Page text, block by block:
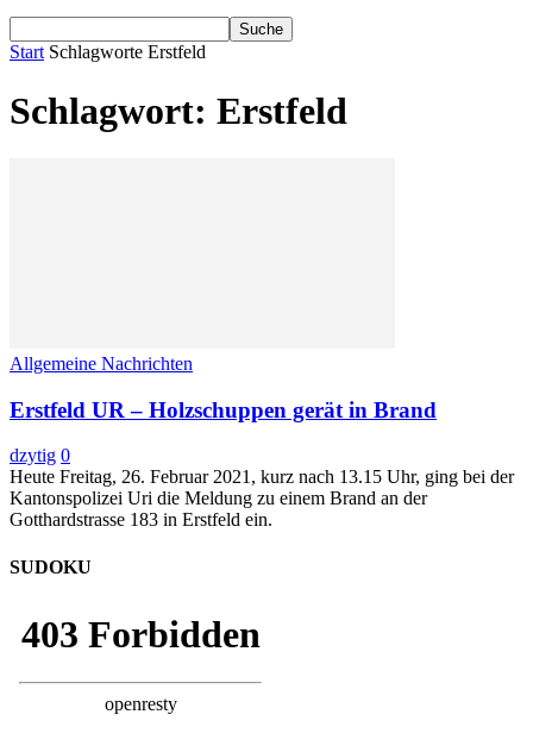
Start Schlagworte Erstfeld
Schlagwort: Erstfeld
Allgemeine Nachrichten
Erstfeld UR – Holzschuppen gerät in Brand
dzytig 0
Heute Freitag, 26. Februar 2021, kurz nach 13.15 Uhr, ging bei der
Kantonspolizei Uri die Meldung zu einem Brand an der
Gotthardstrasse 183 in Erstfeld ein.
SUDOKU